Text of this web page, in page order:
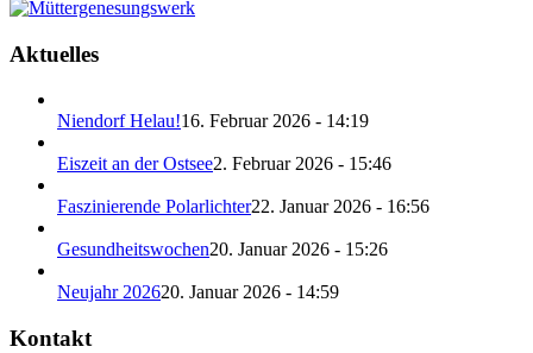
Aktuelles
Niendorf Helau!16. Februar 2026 - 14:19
Eiszeit an der Ostsee2. Februar 2026 - 15:46
Faszinierende Polarlichter22. Januar 2026 - 16:56
Gesundheitswochen20. Januar 2026 - 15:26
Neujahr 202620. Januar 2026 - 14:59
Kontakt